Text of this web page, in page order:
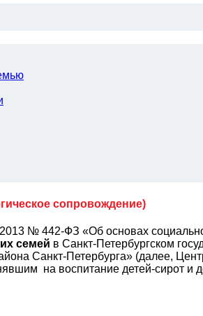
сопровождение)
№ 442-ФЗ «Об основах
семей в Санкт-Петербургском
Санкт-Петербурга» (далее,
на воспитание детей-сирот и